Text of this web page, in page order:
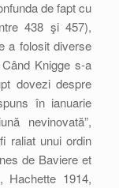
de fapt cu
438 şi 457),
a folosit diverse
Knigge s-a
dovezi despre
în ianuarie
nevinovată”,
raliat unui ordin
de Baviere et
Hachette 1914,